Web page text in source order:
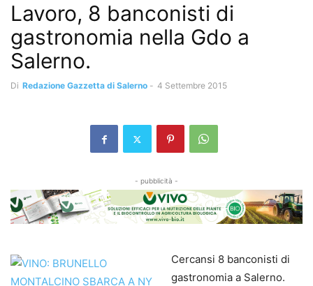
Lavoro, 8 banconisti di
gastronomia nella Gdo a
Salerno.
Di Redazione Gazzetta di Salerno - 4 Settembre 2015
- pubblicità -
Cercansi 8 banconisti di
gastronomia a Salerno.